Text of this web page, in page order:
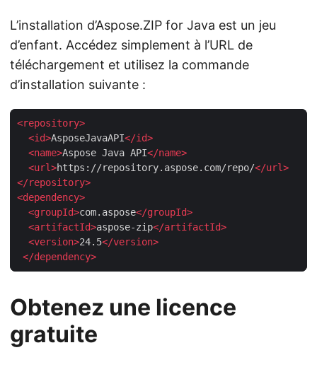
L’installation d’Aspose.ZIP for Java est un jeu
d’enfant. Accédez simplement à l’URL de
téléchargement et utilisez la commande
d’installation suivante :
<repository>
<id>AsposeJavaAPI</id>
<name>Aspose Java API</name>
<url>https://repository.aspose.com/repo/</url>
</repository>
<dependency>
<groupId>com.aspose</groupId>
<artifactId>aspose-zip</artifactId>
<version>24.5</version>
</dependency>
Obtenez une licence
gratuite